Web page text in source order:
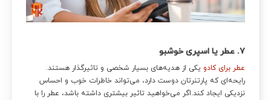
۷. عطر یا اسپری خوشبو
عطر برای کادو یکی از هدیه‌های بسیار شخصی و تاثیرگذار هستند.
رایحه‌ای که پارتنرتان دوست دارد، می‌تواند خاطرات خوب و احساس
نزدیکی ایجاد کند.اگر می‌خواهید تاثیر بیشتری داشته باشد، عطر را با